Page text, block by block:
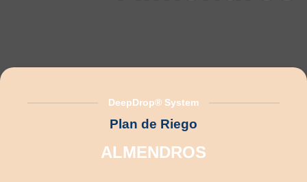
DeepDrop® System
Plan de Riego
ALMENDROS